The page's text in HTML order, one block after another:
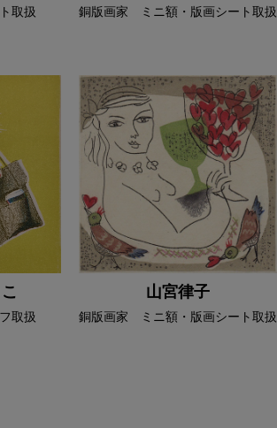
取扱 銅版画家 ミニ額・版画シート取扱
取扱
山宮律子
銅版画家 ミニ額・版画シート取扱